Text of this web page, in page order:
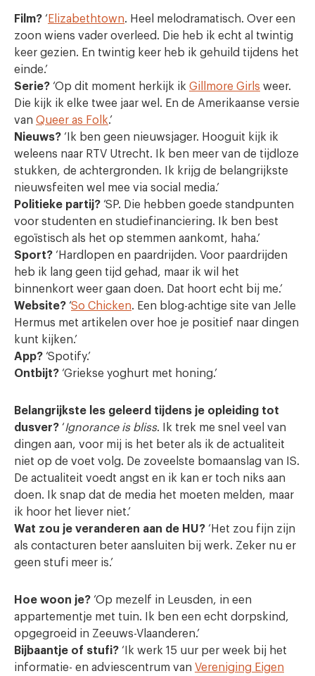
Film? ‘ Elizabethtown. Heel melodramatisch. Over een
zoon wiens vader overleed. Die heb ik echt al twintig
keer gezien. En twintig keer heb ik gehuild tijdens het
einde.’
Serie? ‘Op dit moment herkijk ik Gillmore Girls weer.
Die kijk ik elke twee jaar wel. En de Amerikaanse versie
van Queer as Folk.’
Nieuws? ‘Ik ben geen nieuwsjager. Hooguit kijk ik
weleens naar RTV Utrecht. Ik ben meer van de tijdloze
stukken, de achtergronden. Ik krijg de belangrijkste
nieuwsfeiten wel mee via social media.’
Politieke partij? ‘SP. Die hebben goede standpunten
voor studenten en studiefinanciering. Ik ben best
egoïstisch als het op stemmen aankomt, haha.’
Sport? ‘Hardlopen en paardrijden. Voor paardrijden
heb ik lang geen tijd gehad, maar ik wil het
binnenkort weer gaan doen. Dat hoort echt bij me.’
Website? ‘So Chicken. Een blog-achtige site van Jelle
Hermus met artikelen over hoe je positief naar dingen
kunt kijken.’
App? ‘Spotify.’
Ontbijt? ‘Griekse yoghurt met honing.’
Belangrijkste les geleerd tijdens je opleiding tot
dusver? ‘Ignorance is bliss. Ik trek me snel veel van
dingen aan, voor mij is het beter als ik de actualiteit
niet op de voet volg. De zoveelste bomaanslag van IS.
De actualiteit voedt angst en ik kan er toch niks aan
doen. Ik snap dat de media het moeten melden, maar
ik hoor het liever niet.’
Wat zou je veranderen aan de HU? ‘Het zou fijn zijn
als contacturen beter aansluiten bij werk. Zeker nu er
geen stufi meer is.’
Hoe woon je? ‘Op mezelf in Leusden, in een
appartementje met tuin. Ik ben een echt dorpskind,
opgegroeid in Zeeuws-Vlaanderen.’
Bijbaantje of stufi? ‘Ik werk 15 uur per week bij het
informatie- en adviescentrum van Vereniging Eigen